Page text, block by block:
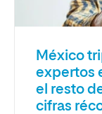
México
expertos
el resto
cifras